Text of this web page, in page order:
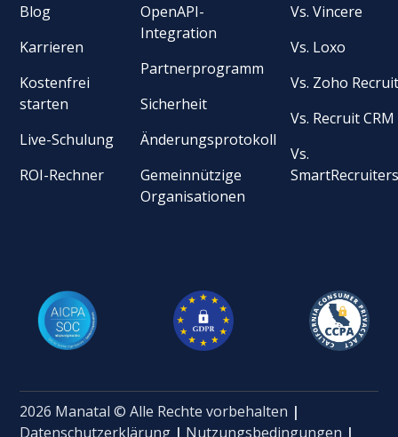
Blog
Karrieren
Kostenfrei
starten
Live-Schulung
ROI-Rechner
OpenAPI-
Integration
Partnerprogramm
Sicherheit
Änderungsprotokoll
Gemeinnützige
Organisationen
Vs. Vincere
Vs. Loxo
Vs. Zoho
Vs. Recruit CRM
Vs.
2026 Manatal © Alle Rechte vorbehalten |
Datenschutzerklärung | Nutzungsbedingungen |